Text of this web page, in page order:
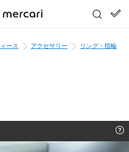
ース アクセサリー リング・指輪